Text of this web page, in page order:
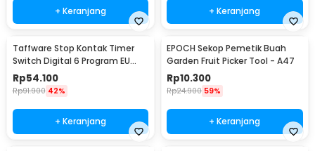
+ Keranjang + Keranjang
Taffware Stop Kontak Timer
Switch Digital 6 Program EU
Plug 16A 230V - W03
Rp54.100
Rp91.900 42%
+ Keranjang
EPOCH Sekop Pemetik Buah
Garden Fruit Picker Tool - A47
Rp10.300
Rp24.900 59%
+ Keranjang